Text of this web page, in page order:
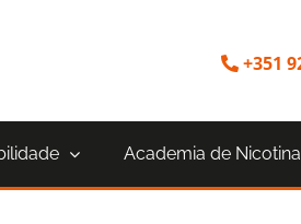
+351
Academia de Nicotina